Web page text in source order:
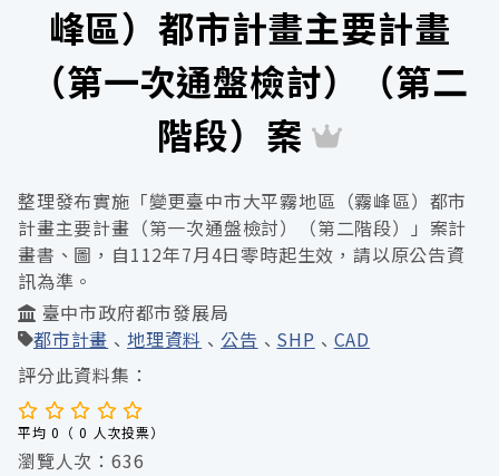
峰區）都市計畫主要計畫
（第一次通盤檢討）（第二
階段）案
整理發布實施「變更臺中市大平霧地區（霧峰區）都市
計畫主要計畫（第一次通盤檢討）（第二階段）」案計
畫書、圖，自112年7月4日零時起生效，請以原公告資
訊為準。
臺中市政府都市發展局
都市計畫
地理資料 公告 SHP
CAD
評分此資料集：
平均 0（ 0 人次投票）
瀏覽人次：636